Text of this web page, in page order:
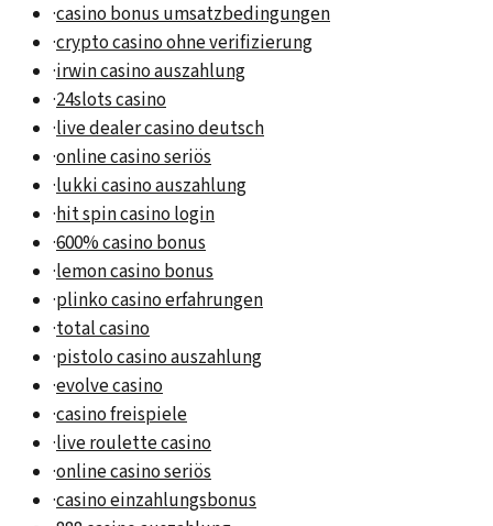
·casino bonus umsatzbedingungen
·crypto casino ohne verifizierung
·irwin casino auszahlung
·24slots casino
·live dealer casino deutsch
·online casino seriös
·lukki casino auszahlung
·hit spin casino login
·600% casino bonus
·lemon casino bonus
·plinko casino erfahrungen
·total casino
·pistolo casino auszahlung
·evolve casino
·casino freispiele
·live roulette casino
·online casino seriös
·casino einzahlungsbonus